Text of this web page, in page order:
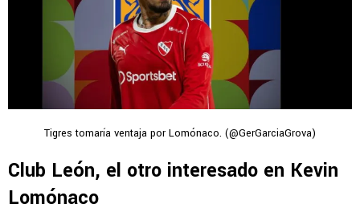
Tigres tomaría ventaja por Lomónaco. (@GerGarciaGrova)
Club León, el otro interesado en Kevin
Lomónaco